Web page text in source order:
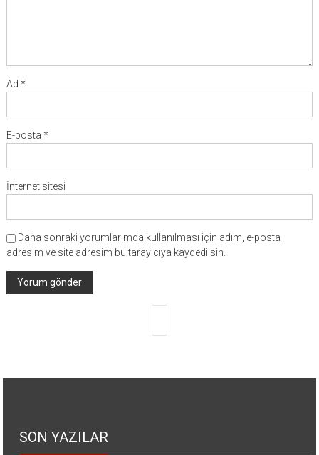
Ad *
E-posta *
İnternet sitesi
Daha sonraki yorumlarımda kullanılması için adım, e-posta
adresim ve site adresim bu tarayıcıya kaydedilsin.
SON YAZILAR